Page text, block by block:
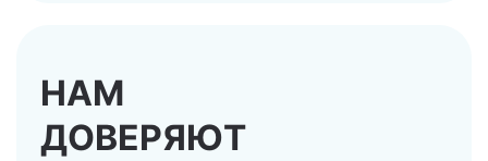
НАМ
ДОВЕРЯЮТ